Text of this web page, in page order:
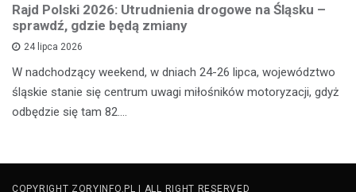
Rajd Polski 2026: Utrudnienia drogowe na Śląsku –
sprawdź, gdzie będą zmiany
24 lipca 2026
W nadchodzący weekend, w dniach 24-26 lipca, województwo
śląskie stanie się centrum uwagi miłośników motoryzacji, gdyż
odbędzie się tam 82.…
COPYRIGHT ZORYINFO.PL | ALL RIGHT RESERVED